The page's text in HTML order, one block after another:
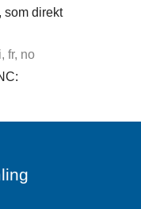
som direkt
fr, no